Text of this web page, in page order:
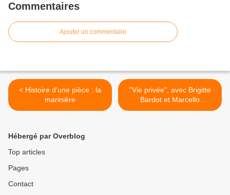
Commentaires
Ajouter un commentaire
< Histoire d'une pièce : la
marinière
"Vie privée", avec Brigitte
Bardot et Marcello
Mastroianni, sera projeté
Hébergé par Overblog
Top articles
Pages
Contact